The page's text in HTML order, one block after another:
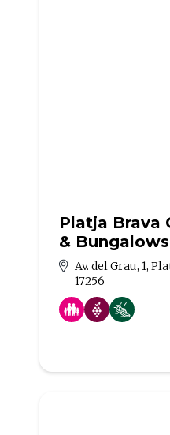
Platja Brava
& Bungalows
Av. del Grau, 1,
17256